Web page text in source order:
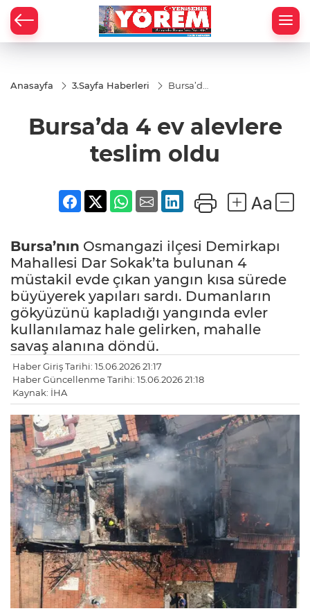
Anasayfa 3.Sayfa Haberleri
Bursa’da
oldu
Bursa’da 4 ev alevlere
teslim oldu
Bursa’nın Osmangazi ilçesi Demirkapı
Mahallesi Dar Sokak’ta bulunan 4
müstakil evde çıkan yangın kısa sürede
büyüyerek yapıları sardı. Dumanların
gökyüzünü kapladığı yangında evler
kullanılamaz hale gelirken, mahalle
savaş alanına döndü.
Haber Giriş Tarihi: 15.06.2026 21:17
Haber Güncellenme Tarihi: 15.06.2026 21:18
Kaynak: İHA